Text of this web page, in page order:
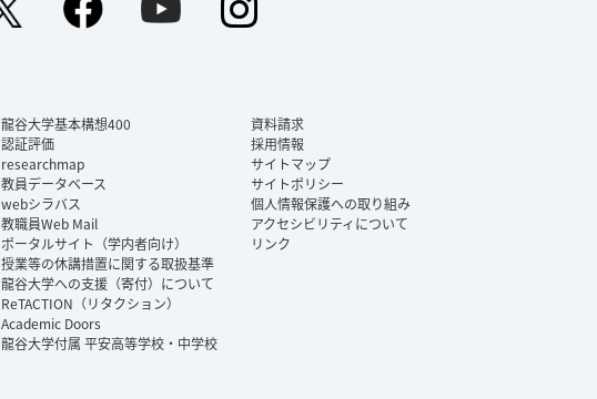
龍谷大学基本構想400
認証評価
researchmap
教員データベース
webシラバス
教職員Web Mail
ポータルサイト（学内者向け）
授業等の休講措置に関する取扱基準
龍谷大学への支援（寄付）について
ReTACTION（リタクション）
Academic Doors
龍谷大学付属 平安高等学校・中学校
資料請求
採用情報
サイトマップ
サイトポリシー
個人情報保護への取り組み
アクセシビリティについて
リンク